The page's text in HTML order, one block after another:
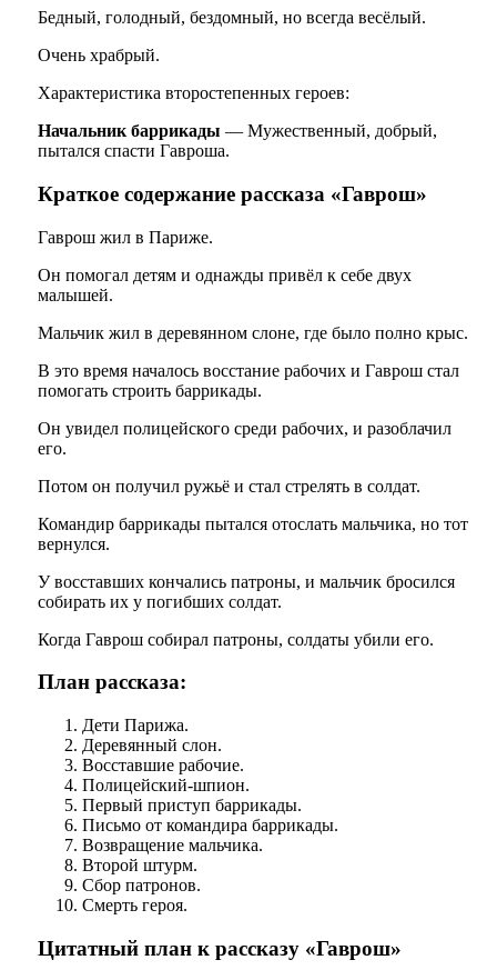
Бедный, голодный, бездомный, но всегда весёлый.
Очень храбрый.
Характеристика второстепенных героев:
Начальник баррикады — Мужественный, добрый,
пытался спасти Гавроша.
Краткое содержание рассказа «Гаврош»
Гаврош жил в Париже.
Он помогал детям и однажды привёл к себе двух
малышей.
Мальчик жил в деревянном слоне, где было полно крыс.
В это время началось восстание рабочих и Гаврош стал
помогать строить баррикады.
Он увидел полицейского среди рабочих, и разоблачил
его.
Потом он получил ружьё и стал стрелять в солдат.
Командир баррикады пытался отослать мальчика, но тот
вернулся.
У восставших кончались патроны, и мальчик бросился
собирать их у погибших солдат.
Когда Гаврош собирал патроны, солдаты убили его.
План рассказа:
Дети Парижа.
Деревянный слон.
Восставшие рабочие.
Полицейский-шпион.
Первый приступ баррикады.
Письмо от командира баррикады.
Возвращение мальчика.
Второй штурм.
Сбор патронов.
Смерть героя.
Цитатный план к рассказу «Гаврош»